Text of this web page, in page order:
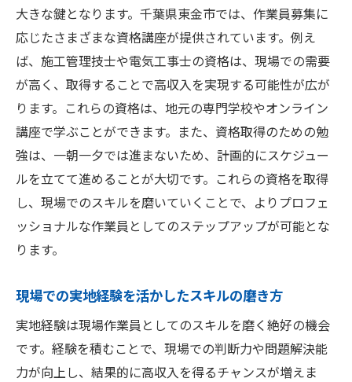
大きな鍵となります。千葉県東金市では、作業員募集に
応じたさまざまな資格講座が提供されています。例え
ば、施工管理技士や電気工事士の資格は、現場での需要
が高く、取得することで高収入を実現する可能性が広が
ります。これらの資格は、地元の専門学校やオンライン
講座で学ぶことができます。また、資格取得のための勉
強は、一朝一夕では進まないため、計画的にスケジュー
ルを立てて進めることが大切です。これらの資格を取得
し、現場でのスキルを磨いていくことで、よりプロフェ
ッショナルな作業員としてのステップアップが可能とな
ります。
現場での実地経験を活かしたスキルの磨き方
実地経験は現場作業員としてのスキルを磨く絶好の機会
です。経験を積むことで、現場での判断力や問題解決能
力が向上し、結果的に高収入を得るチャンスが増えま